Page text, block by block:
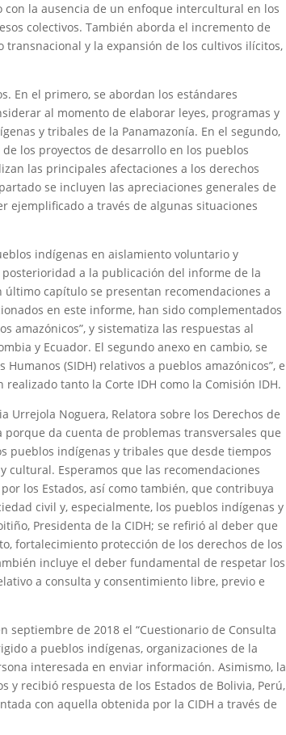
la ausencia de un enfoque intercultural en los
colectivos. También aborda el incremento de
y la expansión de los cultivos ilícitos,
En el primero, se abordan los estándares
al momento de elaborar leyes, programas y
y tribales de la Panamazonía. En el segundo,
los proyectos de desarrollo en los pueblos
las principales afectaciones a los derechos
se incluyen las apreciaciones generales de
ejemplificado a través de algunas situaciones
indígenas en aislamiento voluntario y
a la publicación del informe de la
último capítulo se presentan recomendaciones a
en este informe, han sido complementados
amazónicos”, y sistematiza las respuestas al
y Ecuador. El segundo anexo en cambio, se
(SIDH) relativos a pueblos amazónicos”, e
tanto la Corte IDH como la Comisión IDH.
Urrejola Noguera, Relatora sobre los Derechos de
porque da cuenta de problemas transversales que
pueblos indígenas y tribales que desde tiempos
cultural. Esperamos que las recomendaciones
los Estados, así como también, que contribuya
civil y, especialmente, los pueblos indígenas y
Presidenta de la CIDH; se refirió al deber que
fortalecimiento protección de los derechos de los
incluye el deber fundamental de respetar los
a consulta y consentimiento libre, previo e
septiembre de 2018 el “Cuestionario de Consulta
a pueblos indígenas, organizaciones de la
interesada en enviar información. Asimismo, la
y recibió respuesta de los Estados de Bolivia, Perú,
con aquella obtenida por la CIDH a través de